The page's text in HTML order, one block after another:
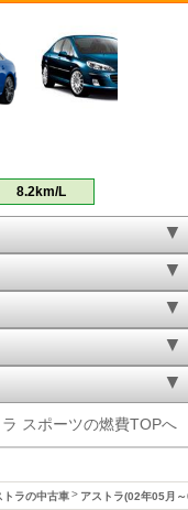
8.2km/L
スポーツの燃費TOPへ
トラの中古車 アストラ(02年05月